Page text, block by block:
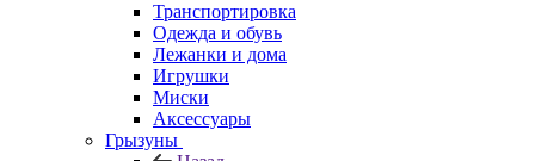
Транспортировка
Одежда и обувь
Лежанки и дома
Игрушки
Миски
Аксессуары
Грызуны